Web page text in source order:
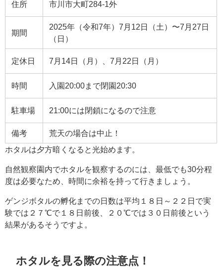
住所 市川市大町284-1外
期間
2025年（令和7年）7月12日（土）〜7月27日
（日）
定休日 7月14日（月）、7月22日（月）
時間 入園20:00まで閉園20:30
駐車場 21:00には閉鎖になるので注意
備考 荒天の場合は中止！
ホタルは夕方暗くなると光始めます。
自然観察園内でホタルを観察するのには、最低でも30分程
度は必要なため、時間に余裕を持って行きましょう。
ゲンジボタルの孵化までの日数は平均１８日～２２日で実
験では ２７℃で１８日前後、２０℃では３０日前後という
結果があるそうですよ。
ホタルを見る際の注意点！